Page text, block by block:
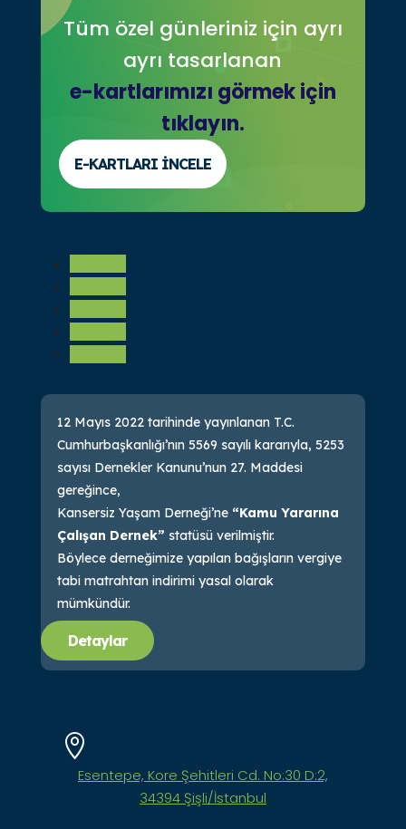
Tüm özel günleriniz için ayrı
ayrı tasarlanan
e-kartlarımızı görmek için
tıklayın.
E-KARTLARI İNCELE
12 Mayıs 2022 tarihinde yayınlanan T.C.
Cumhurbaşkanlığı’nın 5569 sayılı kararıyla, 5253
sayısı Dernekler Kanunu’nun 27. Maddesi
gereğince,
Kansersiz Yaşam Derneği’ne “Kamu Yararına
Çalışan Dernek” statüsü verilmiştir.
Böylece derneğimize yapılan bağışların vergiye
tabi matrahtan indirimi yasal olarak
mümkündür.
Detaylar

Esentepe, Kore Şehitleri Cd. No:30 D:2,
34394 Şişli/İstanbul